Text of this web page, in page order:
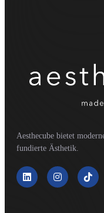
Aesthecube bietet
fundierte Ästhetik.